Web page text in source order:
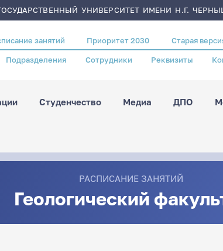
УНИВЕРСИТЕТ ИМЕНИ Н.Г.
занятий Приоритет 2030 Старая
Подразделения Сотрудники Реквизиты
Студенчество Медиа ДПО
РАСПИСАНИЕ ЗАНЯТИЙ
Геологический